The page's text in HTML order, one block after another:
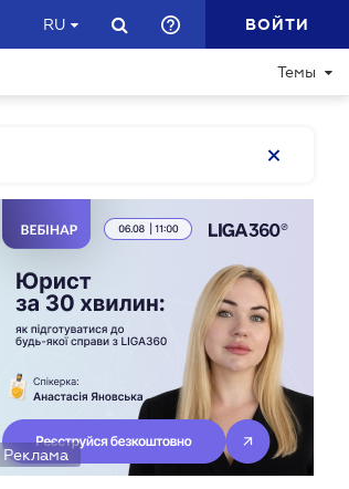
RU ВОЙТИ
Темы
Реклама